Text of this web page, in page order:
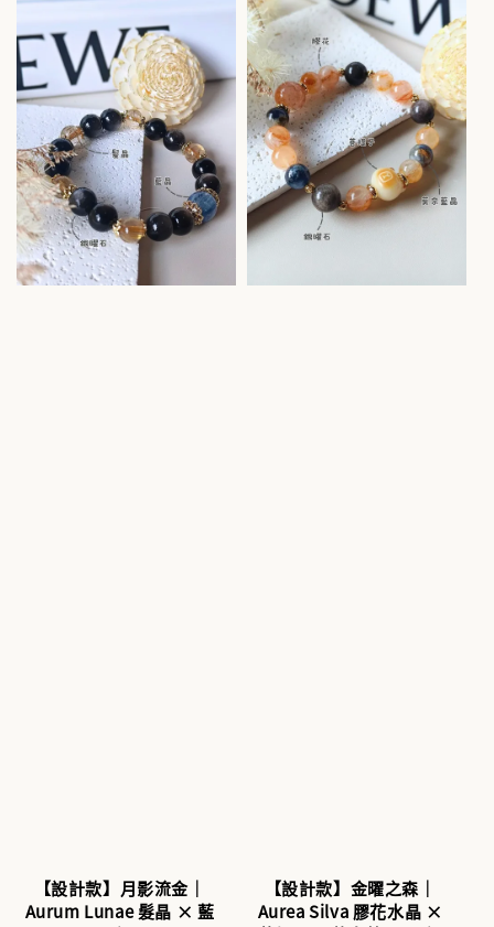
【設計款】月影流金｜
Aurum Lunae 髮晶 × 藍
【設計款】金曜之森｜
Aurea Silva 膠花水晶 ×